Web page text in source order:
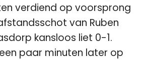
verdiend op voorsprong
van Ruben
kansloos liet 0-1.
een paar minuten later op